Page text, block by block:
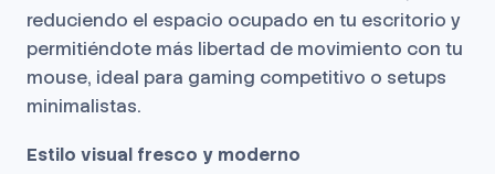
reduciendo el espacio ocupado en tu escritorio y
permitiéndote más libertad de movimiento con tu
mouse, ideal para gaming competitivo o setups
minimalistas.
Estilo visual fresco y moderno